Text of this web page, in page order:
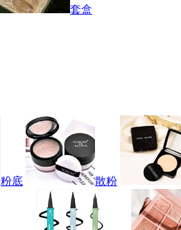
套盒
粉底 散粉